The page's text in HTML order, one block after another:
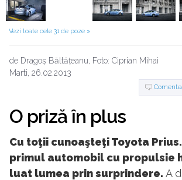
Vezi toate cele 31 de poze »
de Dragoș Băltățeanu, Foto: Ciprian Mihai
Marti, 26.02.2013
O priză în plus
Cu toţii cunoaşteţi Toyota
primul automobil cu propulsie
luat lumea prin surprindere. A